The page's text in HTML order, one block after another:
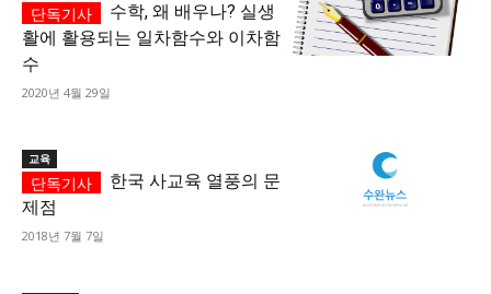
수학, 왜 배우나? 실생
활에 활용되는 일차함수와 이차함
수
2020년 4월 29일
교육
한국 사교육 열풍의 문
제점
2018년 7월 7일